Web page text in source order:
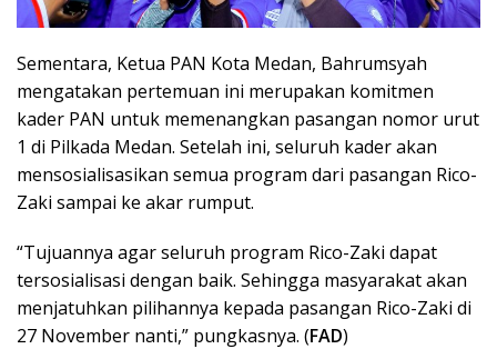
Sementara, Ketua PAN Kota Medan, Bahrumsyah
mengatakan pertemuan ini merupakan komitmen
kader PAN untuk memenangkan pasangan nomor urut
1 di Pilkada Medan. Setelah ini, seluruh kader akan
mensosialisasikan semua program dari pasangan Rico-
Zaki sampai ke akar rumput.
“Tujuannya agar seluruh program Rico-Zaki dapat
tersosialisasi dengan baik. Sehingga masyarakat akan
menjatuhkan pilihannya kepada pasangan Rico-Zaki di
27 November nanti,” pungkasnya. (FAD)